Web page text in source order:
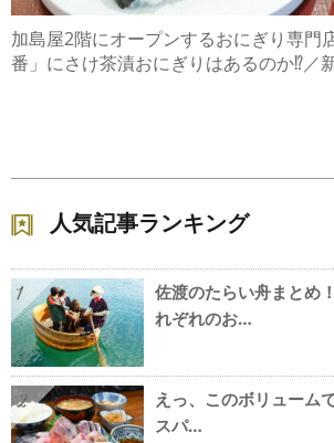
加島屋2階にオープンするおにぎり専門
番」にさけ茶漬おにぎりはあるのか⁉／
人気記事ランキング
1
佐渡のたらい舟まとめ
れぞれのお…
2
えっ、このボリュー
スパ…